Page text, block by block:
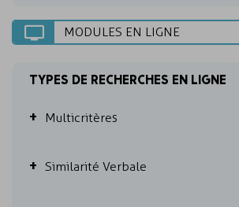
MODULES EN LIGNE
TYPES DE RECHERCHES EN LIGNE
Multicritères
Similarité Verbale